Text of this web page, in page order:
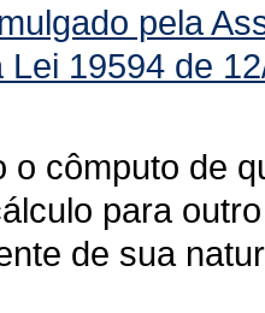
pela
Lei 19594 de
o cômputo de
para
de sua